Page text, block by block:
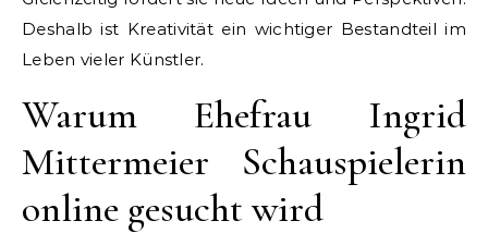
Deshalb ist Kreativität ein wichtiger Bestandteil im
Leben vieler Künstler.
Warum Ehefrau Ingrid
Mittermeier Schauspielerin
online gesucht wird